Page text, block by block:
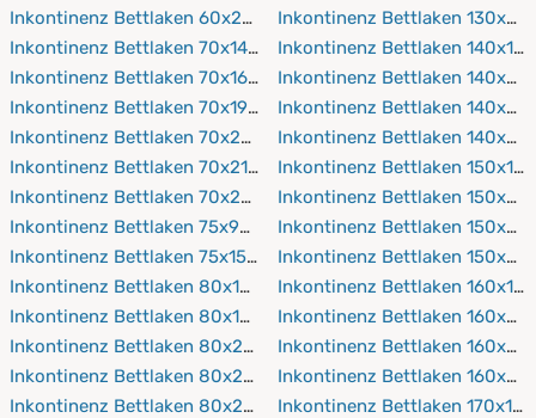
Inkontinenz Bettlaken 60x220 cm
Inkontinenz Bettlaken 70x140 cm
Inkontinenz Bettlaken 70x160 cm
Inkontinenz Bettlaken 70x190 cm
Inkontinenz Bettlaken 70x200 cm
Inkontinenz Bettlaken 70x210 cm
Inkontinenz Bettlaken 70x220 cm
Inkontinenz Bettlaken 75x90 cm
Inkontinenz Bettlaken 75x150 cm
Inkontinenz Bettlaken 80x160 cm
Inkontinenz Bettlaken 80x190 cm
Inkontinenz Bettlaken 80x200 cm
Inkontinenz Bettlaken 80x210 cm
Inkontinenz Bettlaken 80x220 cm
Inkontinenz Bettlaken
Inkontinenz Bettlaken
Inkontinenz Bettlaken
Inkontinenz Bettlaken
Inkontinenz Bettlaken
Inkontinenz Bettlaken
Inkontinenz Bettlaken
Inkontinenz Bettlaken
Inkontinenz Bettlaken
Inkontinenz Bettlaken
Inkontinenz Bettlaken
Inkontinenz Bettlaken
Inkontinenz Bettlaken
Inkontinenz Bettlaken